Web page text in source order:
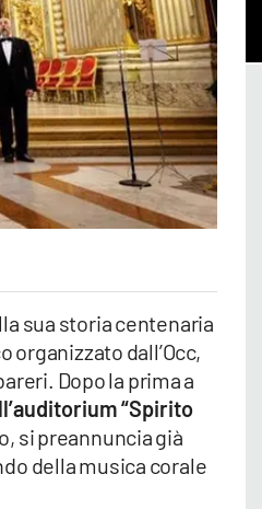
sua storia centenaria
dall’Occ,
Dopo la prima a
“Spirito
si preannuncia già
della musica corale